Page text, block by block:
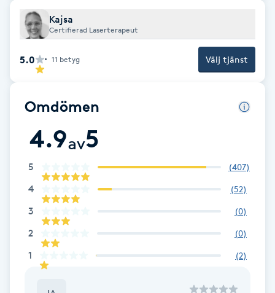
Eyeliner-tatuering
Face framing
Faceliftmassage
Fet hårbotten
Fettreducering
Fibromassage
Fillers
Fotmassage
Kajsa
Certifierad Laserterapeut
5.0 11 betyg Välj tjänst
Omdömen
4.9av5
5 (407)
4 (52)
3 (0)
2 (0)
1 (2)